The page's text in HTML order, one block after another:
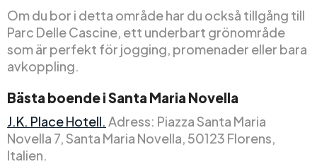
Om du bor i detta område har du också tillgång till
Parc Delle Cascine, ett underbart grönområde
som är perfekt för jogging, promenader eller bara
avkoppling.
Bästa boende i Santa Maria Novella
J.K. Place Hotell. Adress: Piazza Santa Maria
Novella 7, Santa Maria Novella, 50123 Florens,
Italien.